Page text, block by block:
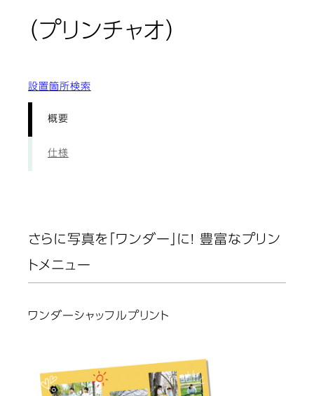
（プリンチャオ）
設置箇所検索
概要
仕様
さらに写真を「ワンダー」に! 豊富なプリン
トメニュー
ワンダーシャッフルプリント